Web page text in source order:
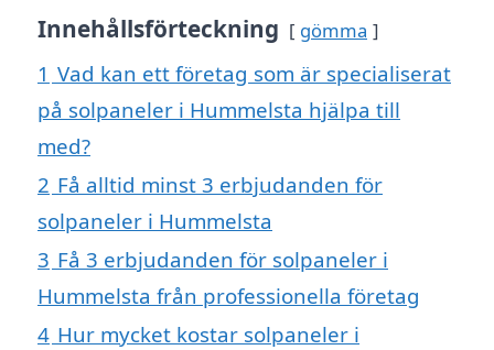
Innehållsförteckning gömma
1 Vad kan ett företag som är specialiserat
på solpaneler i Hummelsta hjälpa till
med?
2 Få alltid minst 3 erbjudanden för
solpaneler i Hummelsta
3 Få 3 erbjudanden för solpaneler i
Hummelsta från professionella företag
4 Hur mycket kostar solpaneler i